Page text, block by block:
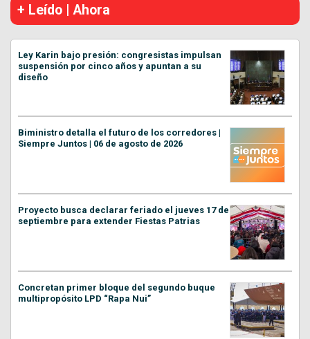
+ Leído | Ahora
Ley Karin bajo presión: congresistas impulsan
suspensión por cinco años y apuntan a su
diseño
Biministro detalla el futuro de los corredores |
Siempre Juntos | 06 de agosto de 2026
Proyecto busca declarar feriado el jueves 17 de
septiembre para extender Fiestas Patrias
Concretan primer bloque del segundo buque
multipropósito LPD “Rapa Nui”